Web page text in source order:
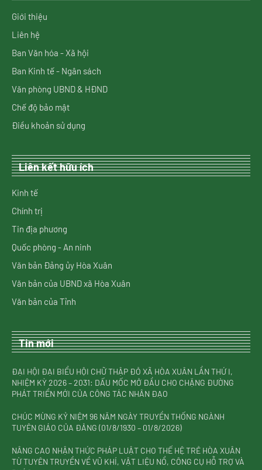
Giới thiệu
Liên hệ
Ban Văn hóa - Xã hội
Ban Kinh tế - Ngân sách
Văn phòng UBND & HĐND
Chế độ bảo mật
Điều khoản sử dụng
Liên kết hữu ích
Kinh tế
Chính trị
Tin địa phương
Quốc phòng - An ninh
Văn bản Đảng ủy Hòa Xuân
Văn bản của UBND xã Hòa Xuân
Văn bản của Tỉnh
Tin mới
ĐẠI HỘI ĐẠI BIỂU HỘI CHỮ THẬP ĐỎ XÃ HÒA XUÂN LẦN THỨ I,
NHIỆM KỲ 2026 – 2031: DẤU MỐC MỞ ĐẦU CHO CHẶNG ĐƯỜNG
PHÁT TRIỂN MỚI CỦA CÔNG TÁC NHÂN ĐẠO
CHÚC MỪNG KỶ NIỆM 96 NĂM NGÀY TRUYỀN THỐNG NGÀNH
TUYÊN GIÁO CỦA ĐẢNG (01/8/1930 – 01/8/2026)
NÂNG CAO NHẬN THỨC PHÁP LUẬT CHO THẾ HỆ TRẺ HÒA XUÂN
TỪ TUYÊN TRUYỀN VỀ VŨ KHÍ, VẬT LIỆU NỔ, CÔNG CỤ HỖ TRỢ VÀ